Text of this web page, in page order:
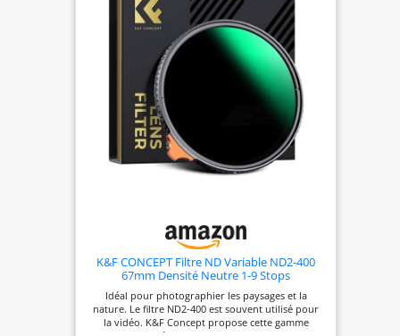
K&F CONCEPT Filtre ND Variable ND2-400
67mm Densité Neutre 1-9 Stops
Idéal pour photographier les paysages et la
nature. Le filtre ND2-400 est souvent utilisé pour
la vidéo. K&F Concept propose cette gamme